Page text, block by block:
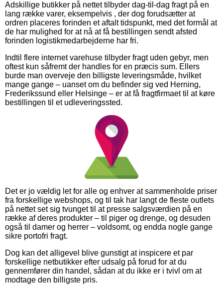
Adskillige butikker på nettet tilbyder dag-til-dag fragt på en
lang række varer, eksempelvis , der dog forudsætter at
ordren placeres forinden et aftalt tidspunkt, med det formål at
de har mulighed for at nå at få bestillingen sendt afsted
forinden logistikmedarbejderne har fri.
Indtil flere internet varehuse tilbyder fragt uden gebyr, men
oftest kun såfremt der handles for en præcis sum. Ellers
burde man overveje den billigste leveringsmåde, hvilket
mange gange – uanset om du befinder sig ved Herning,
Frederikssund eller Helsinge – er at få fragtfirmaet til at køre
bestillingen til et udleveringssted.
Det er jo vældig let for alle og enhver at sammenholde priser
fra forskellige webshops, og til tak har langt de fleste outlets
på nettet set sig tvunget til at presse salgsværdien på en
række af deres produkter – til piger og drenge, og desuden
også til damer og herrer – voldsomt, og endda nogle gange
sikre portofri fragt.
Dog kan det alligevel blive gunstigt at inspicere et par
forskellige netbutikker efter udsalg på forud for at du
gennemfører din handel, sådan at du ikke er i tvivl om at
modtage den billigste pris.